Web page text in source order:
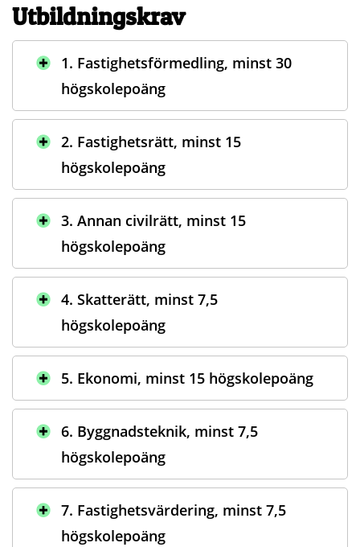
Utbildningskrav
1. Fastighetsförmedling, minst 30
högskolepoäng
2. Fastighetsrätt, minst 15
högskolepoäng
3. Annan civilrätt, minst 15
högskolepoäng
4. Skatterätt, minst 7,5
högskolepoäng
5. Ekonomi, minst 15 högskolepoäng
6. Byggnadsteknik, minst 7,5
högskolepoäng
7. Fastighetsvärdering, minst 7,5
högskolepoäng